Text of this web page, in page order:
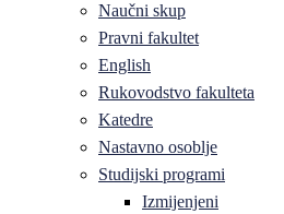
Naučni skup
Pravni fakultet
English
Rukovodstvo fakulteta
Katedre
Nastavno osoblje
Studijski programi
Izmijenjeni